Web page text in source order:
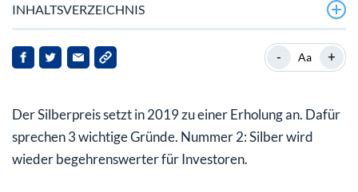
INHALTSVERZEICHNIS
Seit November läuft die Erholung im Silberpreis
2019: Schwacher Dollar….
…geliebtes Silber, als kleiner Hafen der Sicherheit
- Aa +
Der Silberpreis setzt in 2019 zu einer Erholung an. Dafür
sprechen 3 wichtige Gründe. Nummer 2: Silber wird
wieder begehrenswerter für Investoren.